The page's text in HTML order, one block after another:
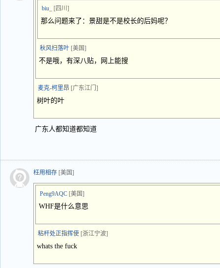
biu_ [四川]
那么问题来了：景甜是不是校长的后妈呢？
秋风扫落叶 [美国]
不是哦，有深八贴，网上能搜
麦克-柯里昂 [广东江门]
树叶的叶
广东人都知道都知道
枉用相存 [美国]
Peng9AQC [美国]
WHF是什么意思
粘杆处正指挥使 [浙江宁波]
whats the fuck